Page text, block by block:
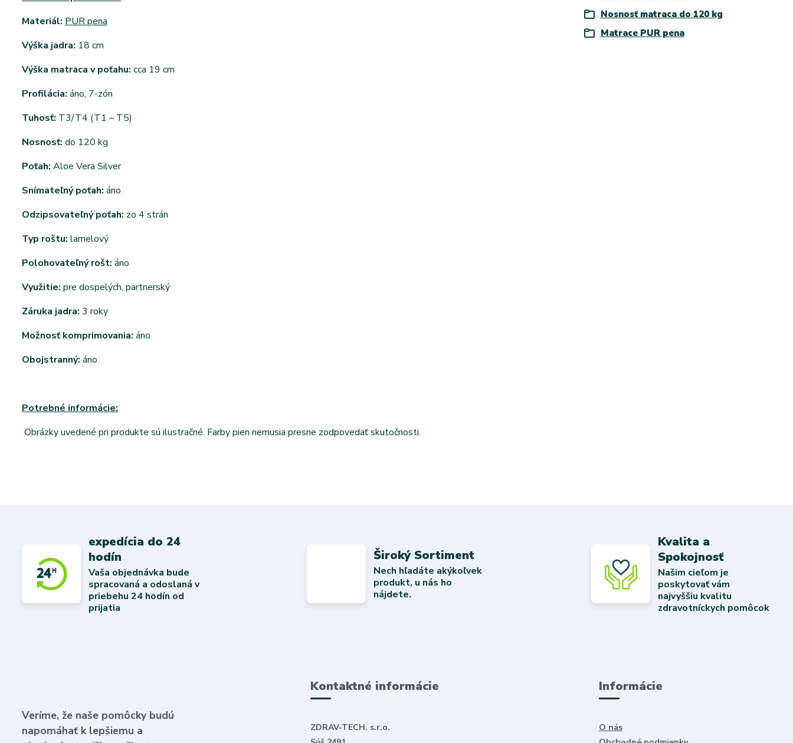
Materiál: PUR pena
Výška jadra: 18 cm
Výška matraca v poťahu: cca 19 cm
Profilácia: áno, 7-zón
Tuhosť: T3/T4 (T1 – T5)
Nosnosť: do 120 kg
Poťah: Aloe Vera Silver
Snímateľný poťah: áno
Odzipsovateľný poťah: zo 4 strán
Typ roštu: lamelový
Polohovateľný rošt: áno
Využitie: pre dospelých, partnerský
Záruka jadra: 3 roky
Možnosť komprimovania: áno
Obojstranný: áno
Potrebné informácie:
Obrázky uvedené pri produkte sú ilustračné. Farby pien nemusia presne zodpovedať skutočnosti.
Nosnosť matraca do 120 kg
Matrace PUR pena
expedícia do 24
hodín
Vaša objednávka bude
spracovaná a odoslaná v
priebehu 24 hodín od
prijatia
Široký Sortiment
Nech hľadáte akýkoľvek
produkt, u nás ho
nájdete.
Kvalita a
Spokojnosť
Našim cieľom je
poskytovať vám
najvyššiu kvalitu
zdravotníckych pomôcok
Veríme, že naše pomôcky budú
napomáhať k lepšiemu a
Kontaktné informácie
ZDRAV-TECH. s.r.o.
Informácie
O nás